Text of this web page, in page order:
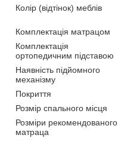
Колір (відтінок) меблів
Комплектація матрацом
Комплектація
ортопедичним підставою
Наявність підйомного
механізму
Покриття
Розмір спального місця
Розміри рекомендованого
матраца